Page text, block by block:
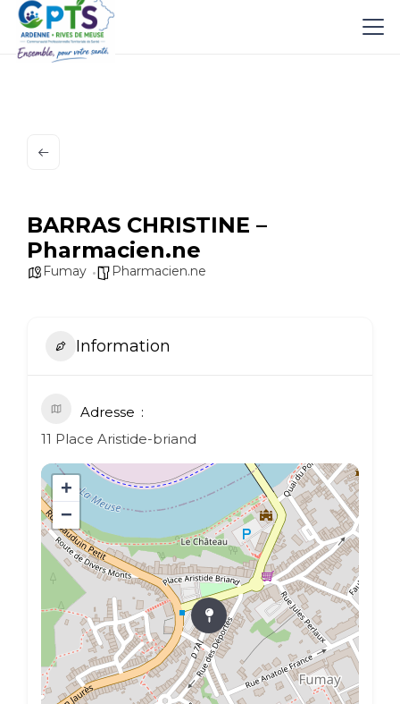
BARRAS CHRISTINE –
Pharmacien.ne
Fumay Pharmacien.ne
Information
Adresse
11 Place Aristide-briand
+
−